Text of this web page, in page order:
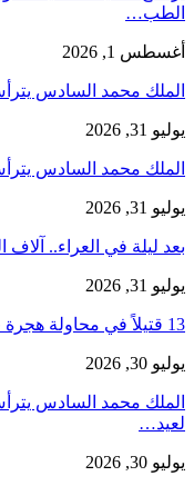
الطب…
أغسطس 1, 2026
الملك محمد السادس
يوليو 31, 2026
الملك محمد السادس
يوليو 31, 2026
بعد ليلة في العراء..
يوليو 31, 2026
13 قتيلاً في محاولة هجرة جماعية نحو سبتة المحتلة
يوليو 30, 2026
لعيد…
يوليو 30, 2026